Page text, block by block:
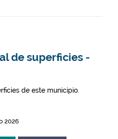
de superficies -
de este municipio.
2026